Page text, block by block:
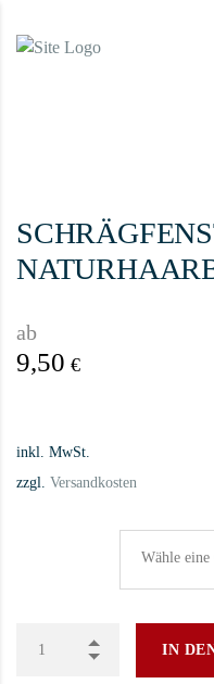
ab
9,50 €
inkl. MwSt.
zzgl. Versandkosten
IN